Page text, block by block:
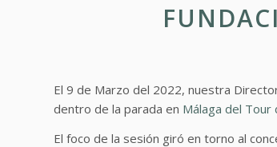
El 9 de Marzo del 2022, nuestra
dentro de la parada en Málaga del Tour
El foco de la sesión giró en torno al